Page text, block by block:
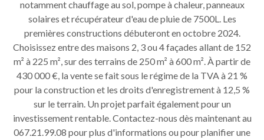
notamment chauffage au sol, pompe à chaleur, panneaux
solaires et récupérateur d'eau de pluie de 7500L. Les
premières constructions débuteront en octobre 2024.
Choisissez entre des maisons 2, 3 ou 4 façades allant de 152
m² à 225 m², sur des terrains de 250 m² à 600 m². À partir de
430 000 €, la vente se fait sous le régime de la TVA à 21 %
pour la construction et les droits d'enregistrement à 12,5 %
sur le terrain. Un projet parfait également pour un
investissement rentable. Contactez-nous dès maintenant au
067.21.99.08 pour plus d'informations ou pour planifier une